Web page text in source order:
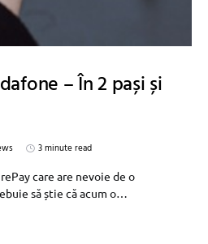
– În 2 pași și
3 minute read
care are nevoie de o
să știe că acum o…